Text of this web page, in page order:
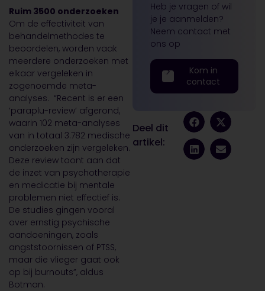
Ruim 3500 onderzoeken
Om de effectiviteit van
behandelmethodes te
beoordelen, worden vaak
meerdere onderzoeken met
elkaar vergeleken in
zogenoemde meta-
analyses. “Recent is er een
‘paraplu-review’ afgerond,
waarin 102 meta-analyses
van in totaal 3.782 medische
onderzoeken zijn vergeleken.
Deze review toont aan dat
de inzet van psychotherapie
en medicatie bij mentale
problemen niet effectief is.
De studies gingen vooral
over ernstig psychische
aandoeningen, zoals
angststoornissen of PTSS,
maar die vlieger gaat ook
op bij burnouts”, aldus
Botman.
Heb je vragen of wil
je je aanmelden?
Neem contact met
ons op
Kom in
contact
Deel dit
artikel: